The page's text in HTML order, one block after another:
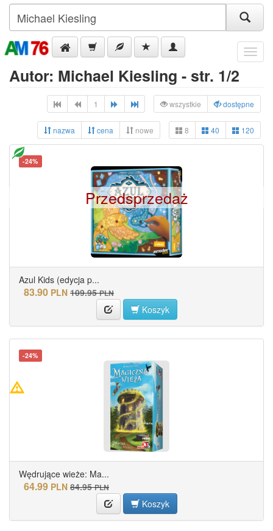
Menu
Autor: Michael Kiesling - str. 1/2
1 wszystkie dostępne
nazwa cena nowe 8 40 120
-24%
Azul Kids (edycja p...
83.90 PLN 109.95 PLN
Koszyk
Przedsprzedaż
-24%
Wędrujące wieże: Ma...
64.99 PLN 84.95 PLN
Koszyk